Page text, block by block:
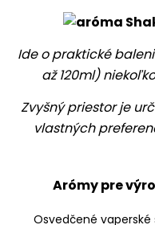
Ide o praktické
až 120ml)
Zvyšný priestor je
vlastných
Arómy pre
Osvedčené